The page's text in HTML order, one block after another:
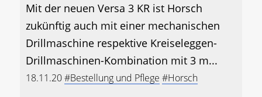
Mit der neuen Versa 3 KR ist Horsch
zukünftig auch mit einer mechanischen
Drillmaschine respektive Kreiseleggen-
Drillmaschinen-Kombination mit 3 m...
18.11.20#Bestellung und Pflege #Horsch